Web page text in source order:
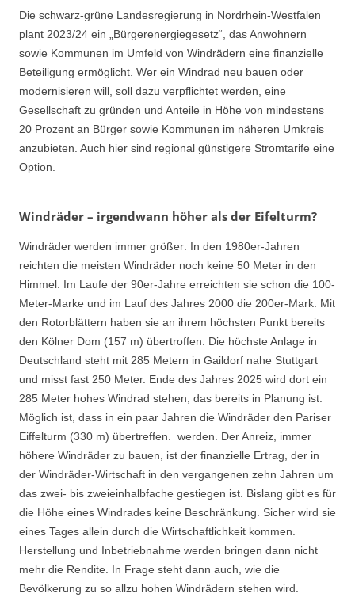
Die schwarz-grüne Landesregierung in Nordrhein-Westfalen
plant 2023/24 ein „Bürgerenergiegesetz“, das Anwohnern
sowie Kommunen im Umfeld von Windrädern eine finanzielle
Beteiligung ermöglicht. Wer ein Windrad neu bauen oder
modernisieren will, soll dazu verpflichtet werden, eine
Gesellschaft zu gründen und Anteile in Höhe von mindestens
20 Prozent an Bürger sowie Kommunen im näheren Umkreis
anzubieten. Auch hier sind regional günstigere Stromtarife eine
Option.
Windräder – irgendwann höher als der Eifelturm?
Windräder werden immer größer: In den 1980er-Jahren
reichten die meisten Windräder noch keine 50 Meter in den
Himmel. Im Laufe der 90er-Jahre erreichten sie schon die 100-
Meter-Marke und im Lauf des Jahres 2000 die 200er-Mark. Mit
den Rotorblättern haben sie an ihrem höchsten Punkt bereits
den Kölner Dom (157 m) übertroffen. Die höchste Anlage in
Deutschland steht mit 285 Metern in Gaildorf nahe Stuttgart
und misst fast 250 Meter. Ende des Jahres 2025 wird dort ein
285 Meter hohes Windrad stehen, das bereits in Planung ist.
Möglich ist, dass in ein paar Jahren die Windräder den Pariser
Eiffelturm (330 m) übertreffen. werden. Der Anreiz, immer
höhere Windräder zu bauen, ist der finanzielle Ertrag, der in
der Windräder-Wirtschaft in den vergangenen zehn Jahren um
das zwei- bis zweieinhalbfache gestiegen ist. Bislang gibt es für
die Höhe eines Windrades keine Beschränkung. Sicher wird sie
eines Tages allein durch die Wirtschaftlichkeit kommen.
Herstellung und Inbetriebnahme werden bringen dann nicht
mehr die Rendite. In Frage steht dann auch, wie die
Bevölkerung zu so allzu hohen Windrädern stehen wird.